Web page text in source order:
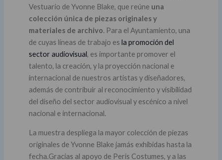
Vestuario de Yvonne Blake, que reúne una
colección única de piezas originales y
materiales de archivo. Para el Ayuntamiento, una
de cuyas líneas de trabajo es la promoción del
sector audiovisual, es importante promover el
talento, la creación, y la proyección nacional e
internacional de nuestros artistas y diseñadores,
además de contribuir al reconocimiento y visibilidad
del diseño del sector audiovisual y escénico a nivel
nacional e internacional.
La muestra despliega la mayor colección de piezas
originales de Yvonne Blake jamás exhibidas hasta la
fecha.Gracias al apoyo de Peris Costumes, y a las